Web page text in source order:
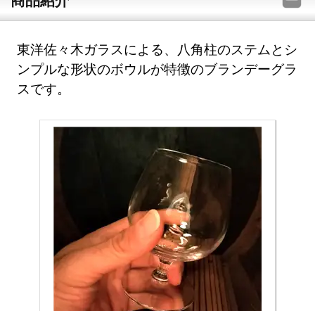
東洋佐々木ガラスによる、八角柱のステムとシ
ンプルな形状のボウルが特徴のブランデーグラ
スです。